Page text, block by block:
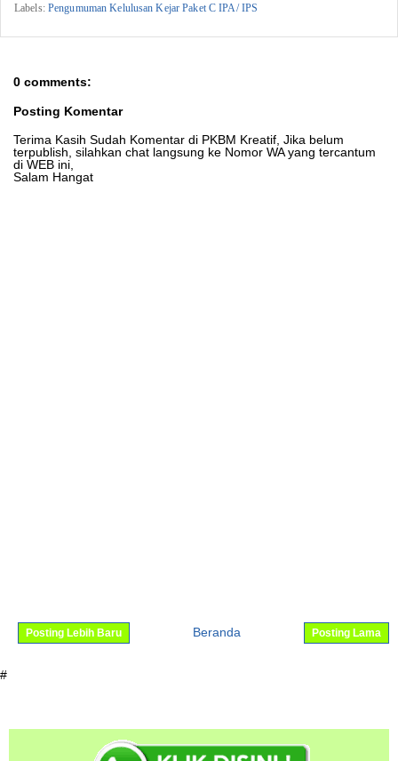
Labels: Pengumuman Kelulusan Kejar Paket C IPA/ IPS
0 comments:
Posting Komentar
Terima Kasih Sudah Komentar di PKBM Kreatif, Jika belum
terpublish, silahkan chat langsung ke Nomor WA yang tercantum
di WEB ini,
Salam Hangat
Posting Lebih Baru Posting Lama
Beranda
#